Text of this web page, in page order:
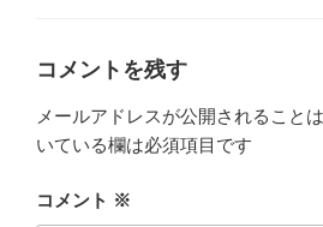
コメントを残す
メールアドレスが公開されること
いている欄は必須項目です
コメント ※